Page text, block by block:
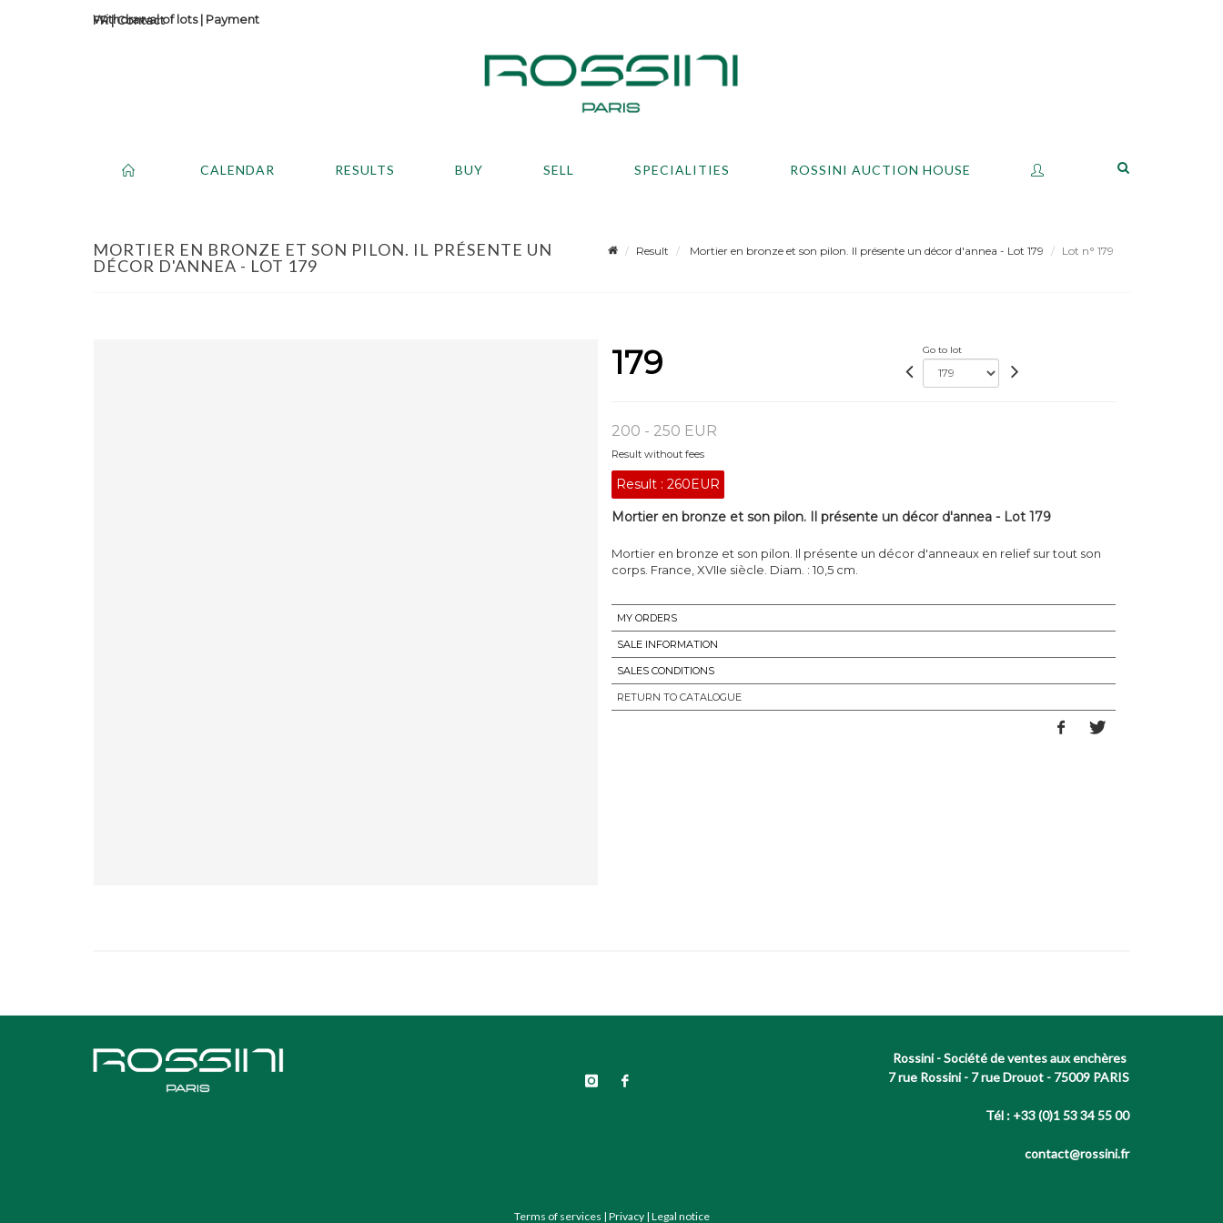
Contact
Withdrawal of lots| Payment
CALENDAR RESULTS BUY SELL SPECIALITIES ROSSINI AUCTION HOUSE
MORTIER EN BRONZE ET SON PILON. IL PRÉSENTE UN
DÉCOR D'ANNEA - LOT 179
Result Mortier en bronze et son pilon. Il présente un décor d'annea - Lot 179 Lot n° 179
179 Go to lot
200 - 250 EUR
Result without fees
Result : 260EUR
Mortier en bronze et son pilon. Il présente un décor d'annea - Lot 179
Mortier en bronze et son pilon. Il présente un décor d'anneaux en relief sur tout son
corps. France, XVIIe siècle. Diam. : 10,5 cm.
MY ORDERS
SALE INFORMATION
SALES CONDITIONS
RETURN TO CATALOGUE
Rossini - Société de ventes aux enchères
7 rue Rossini - 7 rue Drouot - 75009 PARIS
Tél : +33 (0)1 53 34 55 00
contact@rossini.fr
Terms of services | Privacy| Legal notice